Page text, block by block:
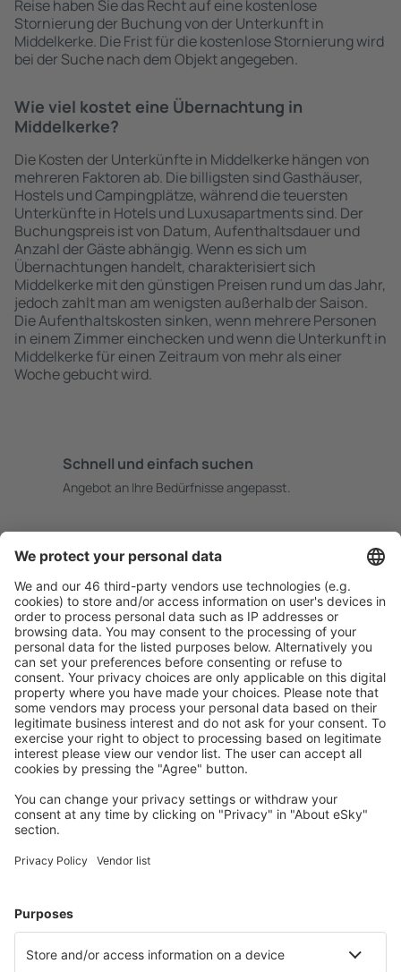
Reise haben Sie das Recht auf eine kostenlose
Stornierung der Buchung von der Unterkunft in
Middelkerke. Die Frist für die kostenlose Stornierung wird
bei der Suche nach dem Objekt angegeben.
Wie viel kostet eine Übernachtung in
Middelkerke?
Die Kosten der Unterkünfte in Middelkerke hängen von
mehreren Faktoren ab. Die billigsten sind Gasthäuser,
Hostels und Campingplätze, während die teuersten
Unterkünfte in Hotels und Luxusapartments sind. Der
Buchungspreis ist von Datum, Aufenthaltsdauer und
Anzahl der Gäste abhängig. Wenn es sich um
Übernachtungen handelt, charakterisiert sich
Middelkerke mit den günstigen Preisen rund um das Jahr,
jedoch zahlt man am wenigsten außerhalb der Saison.
Die Aufenthaltskosten sinken, wenn mehrere Personen
in einem Zimmer einchecken und wenn die Unterkunft in
Middelkerke für einen Zeitraum von mehr als einer
Woche gebucht wird.
Schnell und einfach suchen
Angebot an Ihre Bedürfnisse angepasst.
Buchen ohne Sorgen mit einer kostenlosen
Stornierungsoption.
Mehr sparen
Attraktive Preise und Spezialangebote für eingeloggte
Benutzer.
Unterkünfte, die Sie mögen
Wählen Sie aus über 1,3 Millionen Unterkünften: Hotels,
Hütten, Apartments und andere.
Meist gesuchte Unterkünfte von eSky Nutzern
Unterkünfte in Belgien - Beliebte Städte
Unterkunft in Koksijde Unterkunft in Ostende